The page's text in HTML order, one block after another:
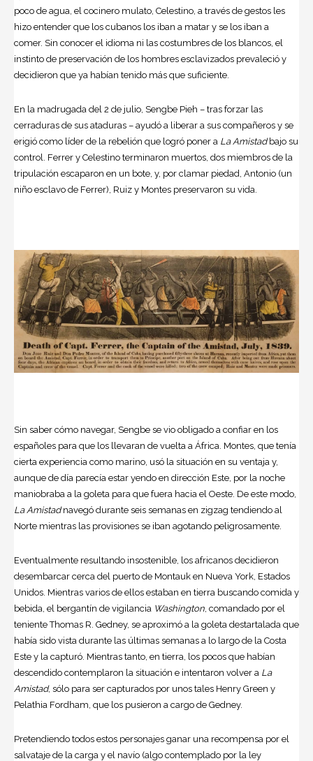
poco de agua, el cocinero mulato, Celestino, a través de gestos les
hizo entender que los cubanos los iban a matar y se los iban a
comer. Sin conocer el idioma ni las costumbres de los blancos, el
instinto de preservación de los hombres esclavizados prevaleció y
decidieron que ya habían tenido más que suficiente.
En la madrugada del 2 de julio, Sengbe Pieh – tras forzar las
cerraduras de sus ataduras – ayudó a liberar a sus compañeros y se
erigió como líder de la rebelión que logró poner a La Amistadbajo su
control. Ferrer y Celestino terminaron muertos, dos miembros de la
tripulación escaparon en un bote, y, por clamar piedad, Antonio (un
niño esclavo de Ferrer), Ruiz y Montes preservaron su vida.
Sin saber cómo navegar, Sengbe se vio obligado a confiar en los
españoles para que los llevaran de vuelta a África. Montes, que tenía
cierta experiencia como marino, usó la situación en su ventaja y,
aunque de día parecía estar yendo en dirección Este, por la noche
maniobraba a la goleta para que fuera hacia el Oeste. De este modo,
La Amistadnavegó durante seis semanas en zigzag tendiendo al
Norte mientras las provisiones se iban agotando peligrosamente.
Eventualmente resultando insostenible, los africanos decidieron
desembarcar cerca del puerto de Montauk en Nueva York, Estados
Unidos. Mientras varios de ellos estaban en tierra buscando comida y
bebida, el bergantín de vigilancia Washington, comandado por el
teniente Thomas R. Gedney, se aproximó a la goleta destartalada que
había sido vista durante las últimas semanas a lo largo de la Costa
Este y la capturó. Mientras tanto, en tierra, los pocos que habían
descendido contemplaron la situación e intentaron volver a La
Amistad, sólo para ser capturados por unos tales Henry Green y
Pelathia Fordham, que los pusieron a cargo de Gedney.
Pretendiendo todos estos personajes ganar una recompensa por el
salvataje de la carga y el navío (algo contemplado por la ley